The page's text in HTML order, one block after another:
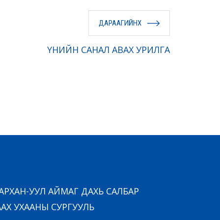
ДАРААГИЙНХ
ҮНИЙН САНАЛ АВАХ УРИЛГА
УУЛ АЙМАГ ДАХЬ САЛБАР
УХААНЫ СУРГУУЛЬ